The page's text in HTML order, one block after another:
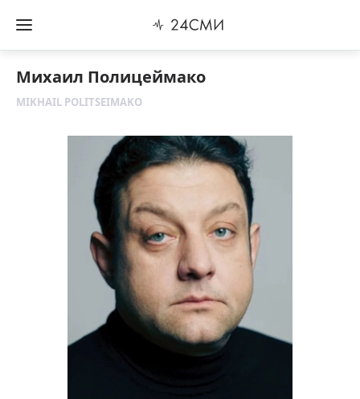
Михаил Полицеймако
MIKHAIL POLITSEIMAKO